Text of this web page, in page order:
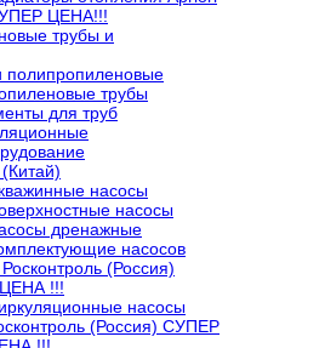
ЦЕНА!!!
трубы и
полипропиленовые
трубы
для труб
насосы
насосы
дренажные
насосов
(Россия)
!!!
насосы
(Россия) СУПЕР